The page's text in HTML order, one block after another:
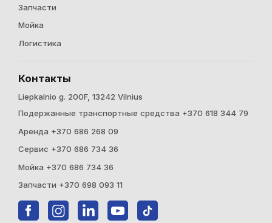
Запчасти
Мойка
Логистика
Контакты
Liepkalnio g. 200F, 13242 Vilnius
Подержанные транспортные средства +370 618 344 79
Аренда +370 686 268 09
Cервис +370 686 734 36
Мойка +370 686 734 36
Запчасти +370 698 093 11